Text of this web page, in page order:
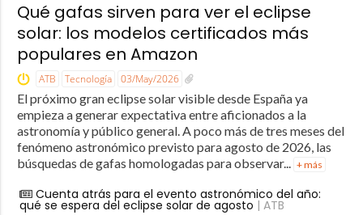
Qué gafas sirven para ver el eclipse
solar: los modelos certificados más
populares en Amazon
ATB Tecnología 03/May/2026
El próximo gran eclipse solar visible desde España ya
empieza a generar expectativa entre aficionados a la
astronomía y público general. A poco más de tres meses del
fenómeno astronómico previsto para agosto de 2026, las
búsquedas de gafas homologadas para observar... + más
Cuenta atrás para el evento astronómico del año:
qué se espera del eclipse solar de agosto | ATB